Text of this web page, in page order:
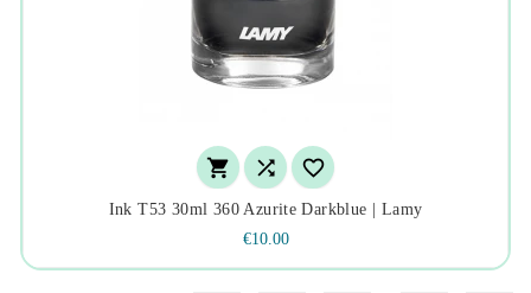
  
Ink T53 30ml 360 Azurite Darkblue | Lamy
€10.00